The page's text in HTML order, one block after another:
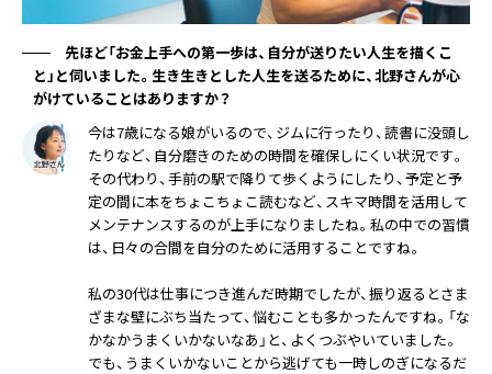
先ほど「お金上手への第一歩は、自分が送りたい人生を描くこ
と」と伺いました。生き生きとした人生を送るために、北野さんが心
がけていることはありますか？
今は7歳になる娘がいるので、ジムに行ったり、読書に没頭し
たりなど、自分磨きのための時間を確保しにくい状況です。
その代わり、手前の駅で降りて歩くようにしたり、予定と予
定の間に本をちょこちょこ読むなど、スキマ時間を活用して
メンテナンスするのが上手になりましたね。私の中での習慣
は、日々の合間を自分のために活用することですね。
私の30代は仕事につき進んだ時期でしたが、振り返るとさま
ざまな壁にぶち当たって、悩むことも多かったんですね。「な
かなかうまくいかないなあ」と、よくつぶやいていました。
でも、うまくいかないことから逃げても一時しのぎになるだ